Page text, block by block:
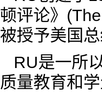
顿评论》
被授予美国
RU是一所
质量教育和